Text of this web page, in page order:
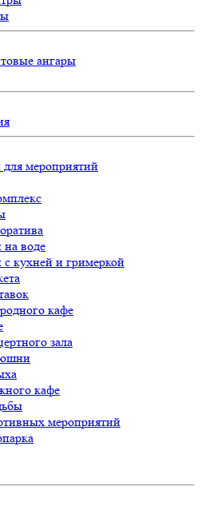
мероприятий
на воде
с кухней и гримеркой
кафе
зала
кафе
мероприятий